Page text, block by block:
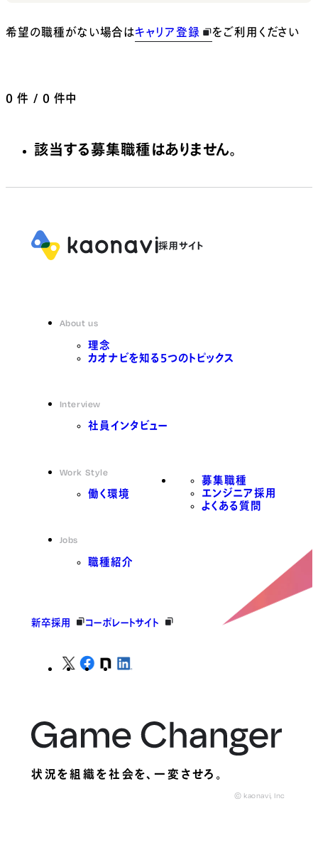
希望の職種がない場合はキャリア登録 をご利用ください
0 件 / 0 件中
該当する募集職種はありません。
About us
理念
カオナビを知る5つのトピックス
Interview
社員インタビュー
Work Style
働く環境
Jobs
職種紹介
募集職種
エンジニア採用
よくある質問
新卒採用 コーポレートサイト
状況を組織を社会を、一変させろ。
© kaonavi, Inc